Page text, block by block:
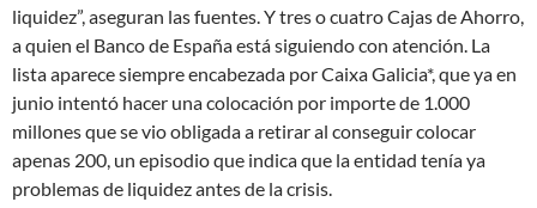
liquidez”, aseguran las fuentes. Y tres o cuatro Cajas de Ahorro,
a quien el Banco de España está siguiendo con atención. La
lista aparece siempre encabezada por Caixa Galicia*, que ya en
junio intentó hacer una colocación por importe de 1.000
millones que se vio obligada a retirar al conseguir colocar
apenas 200, un episodio que indica que la entidad tenía ya
problemas de liquidez antes de la crisis.